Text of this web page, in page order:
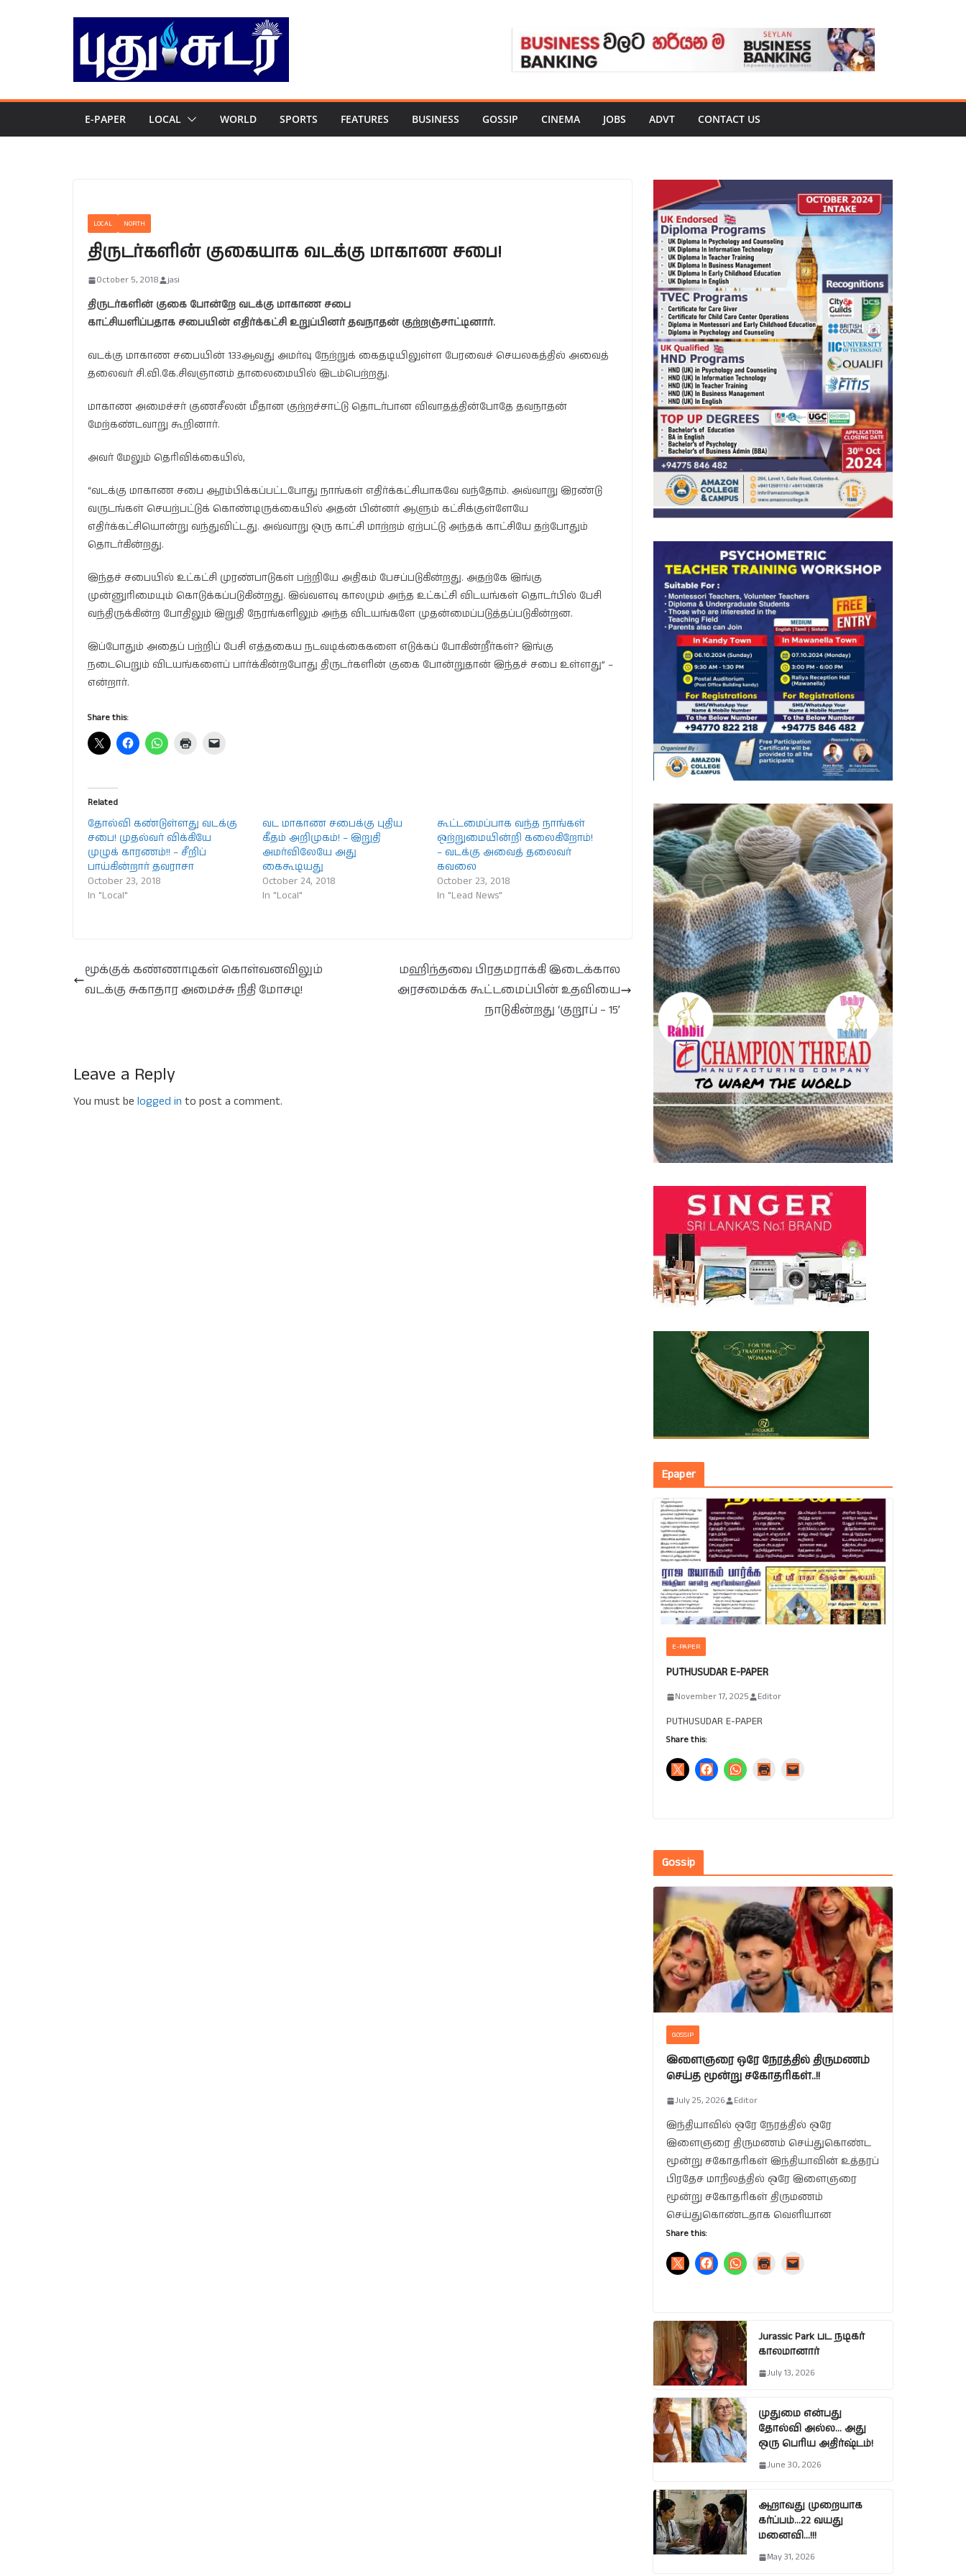
E-PAPER LOCAL WORLD SPORTS FEATURES BUSINESS GOSSIP CINEMA JOBS ADVT CONTACT US
LOCAL NORTH
திருடர்களின் குகையாக வடக்கு மாகாண சபை!
October 5, 2018 jasi
திருடர்களின் குகை போன்றே வடக்கு மாகாண சபை
காட்சியளிப்பதாக சபையின் எதிர்க்கட்சி உறுப்பினர் தவநாதன் குற்றஞ்சாட்டினார்.
வடக்கு மாகாண சபையின் 133ஆவது அமர்வு நேற்றுக் கைதடியிலுள்ள பேரவைச் செயலகத்தில் அவைத்
தலைவர் சி.வி.கே.சிவஞானம் தாலைமையில் இடம்பெற்றது.
மாகாண அமைச்சர் குணசீலன் மீதான குற்றச்சாட்டு தொடர்பான விவாதத்தின்போதே தவநாதன்
மேற்கண்டவாறு கூறினார்.
அவர் மேலும் தெரிவிக்கையில்,
“வடக்கு மாகாண சபை ஆரம்பிக்கப்பட்டபோது நாங்கள் எதிர்க்கட்சியாகவே வந்தோம். அவ்வாறு இரண்டு
வருடங்கள் செயற்பட்டுக் கொண்டிருக்கையில் அதன் பின்னர் ஆளும் கட்சிக்குள்ளேயே
எதிர்க்கட்சியொன்று வந்துவிட்டது. அவ்வாறு ஒரு காட்சி மாற்றம் ஏற்பட்டு அந்தக் காட்சியே தற்போதும்
தொடர்கின்றது.
இந்தச் சபையில் உட்கட்சி முரண்பாடுகள் பற்றியே அதிகம் பேசப்படுகின்றது. அதற்கே இங்கு
முன்னுரிமையும் கொடுக்கப்படுகின்றது. இவ்வளவு காலமும் அந்த உட்கட்சி விடயங்கள் தொடர்பில் பேசி
வந்திருக்கின்ற போதிலும் இறுதி நேரங்களிலும் அந்த விடயங்களே முதன்மைப்படுத்தப்படுகின்றன.
இப்போதும் அதைப் பற்றிப் பேசி எத்தகைய நடவடிக்கைகளை எடுக்கப் போகின்றீர்கள்? இங்கு
நடைபெறும் விடயங்களைப் பார்க்கின்றபோது திருடர்களின் குகை போன்றுதான் இந்தச் சபை உள்ளது” –
என்றார்.
Share this:
Related
தோல்வி கண்டுள்ளது வடக்கு
சபை! முதல்வர் விக்கியே
முழுக் காரணம்!! – சீறிப்
பாய்கின்றார் தவராசா
October 23, 2018
In "Local"
வட மாகாண சபைக்கு புதிய
கீதம் அறிமுகம்! – இறுதி
அமர்விலேயே அது
கைகூடியது
October 24, 2018
In "Local"
கூட்டமைப்பாக வந்த நாங்கள்
ஒற்றுமையின்றி கலைகிறோம்!
– வடக்கு அவைத் தலைவர்
கவலை
October 23, 2018
In "Lead News"
மூக்குக் கண்ணாடிகள் கொள்வனவிலும்
வடக்கு சுகாதார அமைச்சு நிதி மோசடி!
மஹிந்தவை பிரதமராக்கி இடைக்கால
அரசமைக்க கூட்டமைப்பின் உதவியை
நாடுகின்றது ‘குறூப் – 15’
Leave a Reply
You must be logged in to post a comment.
Epaper
E-PAPER
PUTHUSUDAR E-PAPER
November 17, 2025 Editor
PUTHUSUDAR E-PAPER
Share this:
Gossip
GOSSIP
இளைஞரை ஒரே நேரத்தில் திருமணம்
செய்த மூன்று சகோதரிகள்..!!
July 25, 2026 Editor
இந்தியாவில் ஒரே நேரத்தில் ஒரே
இளைஞரை திருமணம் செய்துகொண்ட
மூன்று சகோதரிகள் இந்தியாவின் உத்தரப்
பிரதேச மாநிலத்தில் ஒரே இளைஞரை
மூன்று சகோதரிகள் திருமணம்
செய்துகொண்டதாக வெளியான
Share this:
Jurassic Park பட நடிகர்
காலமானார்
July 13, 2026
முதுமை என்பது
தோல்வி அல்ல… அது
ஒரு பெரிய அதிர்ஷ்டம்!
June 30, 2026
ஆறாவது முறையாக
கர்ப்பம்…22 வயது
மனைவி…!!!
May 31, 2026